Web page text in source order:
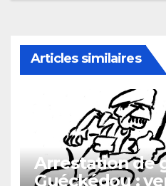
Articles similaires
Arrestation de
Guéckédou :